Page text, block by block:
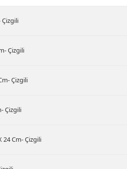
Çizgili
Çizgili
Çizgili
Çizgili
24 Cm- Çizgili